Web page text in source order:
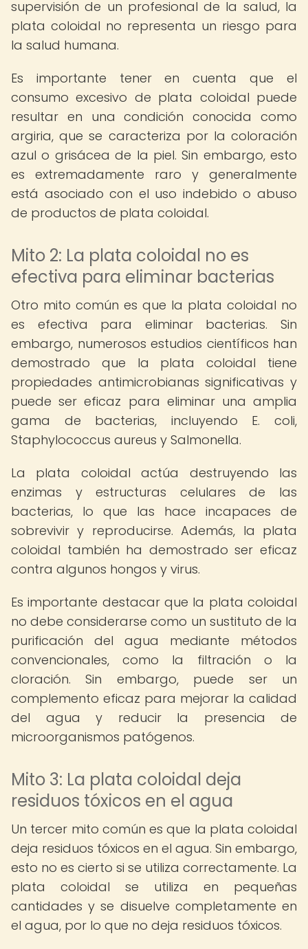
supervisión de un profesional de la salud, la
plata coloidal no representa un riesgo para
la salud humana.
Es importante tener en cuenta que el
consumo excesivo de plata coloidal puede
resultar en una condición conocida como
argiria, que se caracteriza por la coloración
azul o grisácea de la piel. Sin embargo, esto
es extremadamente raro y generalmente
está asociado con el uso indebido o abuso
de productos de plata coloidal.
Mito 2: La plata coloidal no es
efectiva para eliminar bacterias
Otro mito común es que la plata coloidal no
es efectiva para eliminar bacterias. Sin
embargo, numerosos estudios científicos han
demostrado que la plata coloidal tiene
propiedades antimicrobianas significativas y
puede ser eficaz para eliminar una amplia
gama de bacterias, incluyendo E. coli,
Staphylococcus aureus y Salmonella.
La plata coloidal actúa destruyendo las
enzimas y estructuras celulares de las
bacterias, lo que las hace incapaces de
sobrevivir y reproducirse. Además, la plata
coloidal también ha demostrado ser eficaz
contra algunos hongos y virus.
Es importante destacar que la plata coloidal
no debe considerarse como un sustituto de la
purificación del agua mediante métodos
convencionales, como la filtración o la
cloración. Sin embargo, puede ser un
complemento eficaz para mejorar la calidad
del agua y reducir la presencia de
microorganismos patógenos.
Mito 3: La plata coloidal deja
residuos tóxicos en el agua
Un tercer mito común es que la plata coloidal
deja residuos tóxicos en el agua. Sin embargo,
esto no es cierto si se utiliza correctamente. La
plata coloidal se utiliza en pequeñas
cantidades y se disuelve completamente en
el agua, por lo que no deja residuos tóxicos.